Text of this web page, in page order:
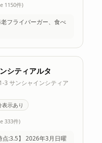
1150件)
フライバーガー、食べ
シティアルタ
3 サンシャインシティア
示あり
333件)
点:3.5】 2026年3月日曜